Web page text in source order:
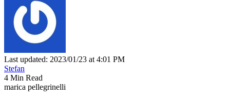
Last updated: 2023/01/23 at 4:01 PM
Stefan
4 Min Read
marica pellegrinelli